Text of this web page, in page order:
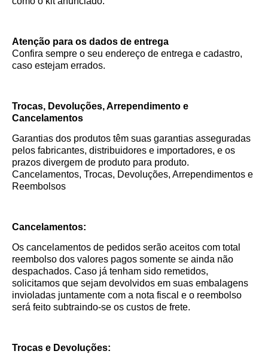
Atenção para os dados de entrega
Confira sempre o seu endereço de entrega e cadastro,
caso estejam errados.
Trocas, Devoluções, Arrependimento e
Cancelamentos
Garantias dos produtos têm suas garantias asseguradas
pelos fabricantes, distribuidores e importadores, e os
prazos divergem de produto para produto.
Cancelamentos, Trocas, Devoluções, Arrependimentos e
Reembolsos
Cancelamentos:
Os cancelamentos de pedidos serão aceitos com total
reembolso dos valores pagos somente se ainda não
despachados. Caso já tenham sido remetidos,
solicitamos que sejam devolvidos em suas embalagens
invioladas juntamente com a nota fiscal e o reembolso
será feito subtraindo-se os custos de frete.
Trocas e Devoluções: